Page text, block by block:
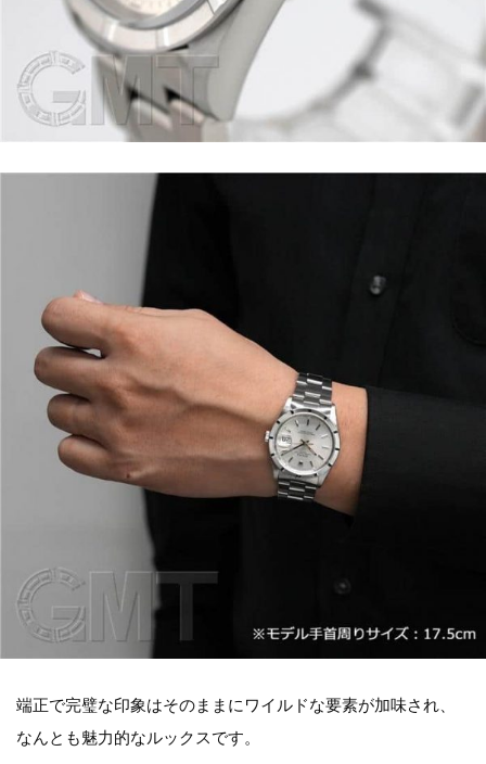
端正で完璧な印象はそのままにワイルドな要素が加味され、
なんとも魅力的なルックスです。